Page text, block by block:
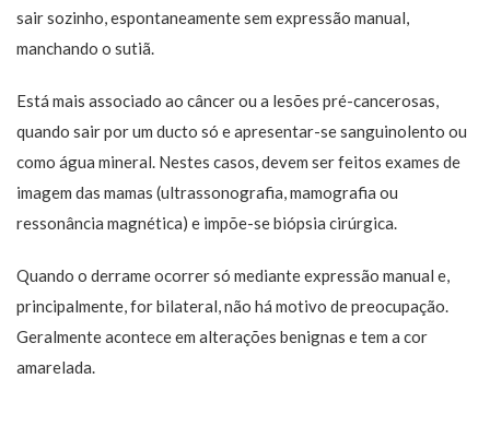
sair sozinho, espontaneamente sem expressão manual,
manchando o sutiã.
Está mais associado ao câncer ou a lesões pré-cancerosas,
quando sair por um ducto só e apresentar-se sanguinolento ou
como água mineral. Nestes casos, devem ser feitos exames de
imagem das mamas (ultrassonografia, mamografia ou
ressonância magnética) e impõe-se biópsia cirúrgica.
Quando o derrame ocorrer só mediante expressão manual e,
principalmente, for bilateral, não há motivo de preocupação.
Geralmente acontece em alterações benignas e tem a cor
amarelada.